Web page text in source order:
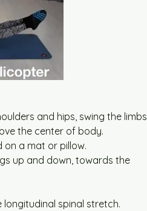
and hips, swing the limbs
the center of body.
on a mat or pillow.
up and down, towards the
longitudinal spinal stretch.